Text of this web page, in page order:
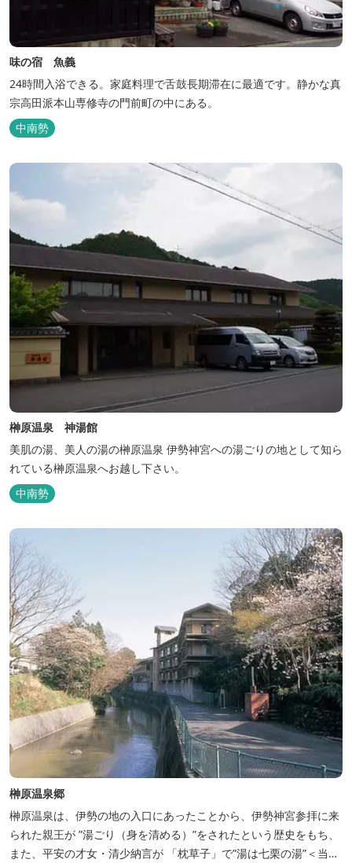
味の宿 魚義
24時間入浴できる。家庭料理で舌鼓長期滞在に最適です。静かな真
宗高田派本山専修寺の門前町の中にある。
中南勢
榊原温泉 神湯館
美肌の湯、美人の湯の榊原温泉 伊勢神宮への湯ごりの地として知ら
れている榊原温泉へお越し下さい。
中南勢
榊原温泉郷
榊原温泉は、伊勢の地の入口にあったことから、伊勢神宮参拝に来
られた親王が ”湯ごり（身を清める）”をされたという歴史をもち、
また、平安の才女・清少納言が 「枕草子」で”湯は七栗の湯”＜当時